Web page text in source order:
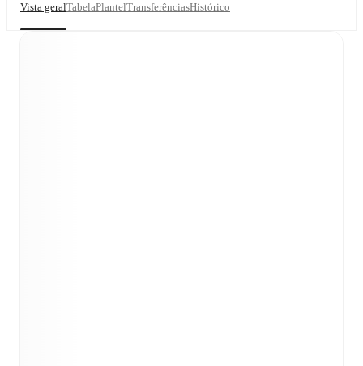
Vista geralTabelaPlantelTransferênciasHistórico